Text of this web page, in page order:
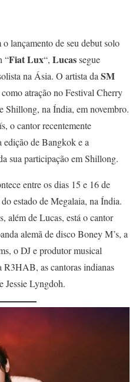
lançamento de seu debut solo
“Fiat Lux“, Lucassegue
na Ásia. O artista da SM
atração no Festival Cherry
Shillong, na Índia, em novembro.
o cantor recentemente
de Bangkok e a
sua participação em Shillong.
entre os dias 15 e 16 de
estado de Megalaia, na Índia.
além de Lucas, está o cantor
alemã de disco Boney M’s, a
o DJ e produtor musical
R3HAB, as cantoras indianas
Jessie Lyngdoh.